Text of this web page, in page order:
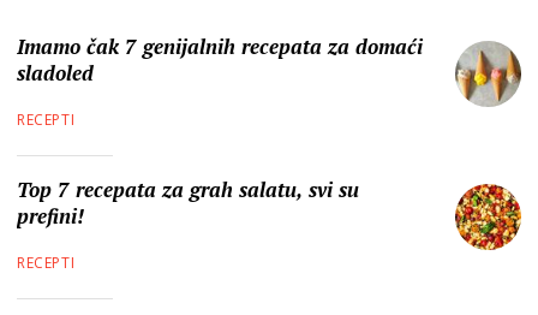
Imamo čak 7 genijalnih recepata za domaći
sladoled
RECEPTI
Top 7 recepata za grah salatu, svi su
prefini!
RECEPTI